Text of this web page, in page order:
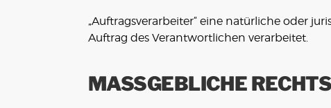
„Auftragsverarbeiter“ eine natürliche oder
Auftrag des Verantwortlichen verarbeitet.
MASSGEBLICHE